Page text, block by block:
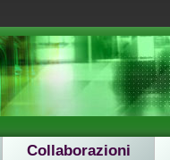
Collaborazioni